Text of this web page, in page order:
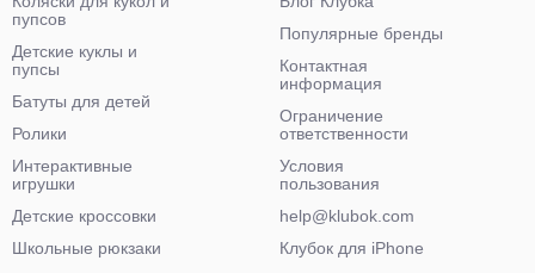
пупсов
Детские куклы и
пупсы
Батуты для детей
Ролики
Интерактивные
игрушки
Детские кроссовки
Школьные рюкзаки
Популярные бренды
Контактная
информация
Ограничение
ответственности
Условия
пользования
help@klubok.com
Клубок для iPhone